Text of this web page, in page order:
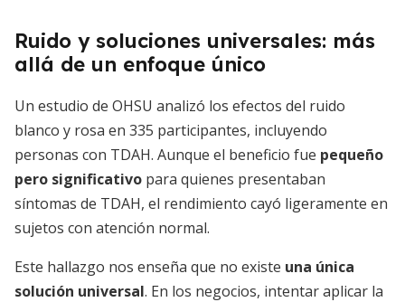
Ruido y soluciones universales: más
allá de un enfoque único
Un estudio de OHSU analizó los efectos del ruido
blanco y rosa en 335 participantes, incluyendo
personas con TDAH. Aunque el beneficio fue pequeño
pero significativo para quienes presentaban
síntomas de TDAH, el rendimiento cayó ligeramente en
sujetos con atención normal.
Este hallazgo nos enseña que no existe una única
solución universal. En los negocios, intentar aplicar la